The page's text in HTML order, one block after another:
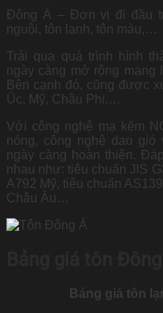
Đông Á – Đơn vị đi đầu
nguội, tôn lạnh, tôn màu,…
Trải qua quá trình hình
ngày càng mở rộng
Bên cạnh đó, cũng được
Úc, Mỹ, Châu Phi,…
Với công nghệ mạ kẽm
nóng, công nghệ dao
ngày càng hoàn thiện.
nhau như: tiêu chuẩn JIS
A792 Mỹ, tiêu chuẩn
Châu Âu…
Bảng giá tôn